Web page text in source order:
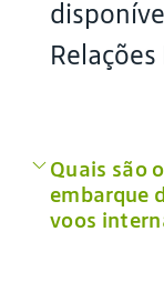
Quais são
embarque
voos